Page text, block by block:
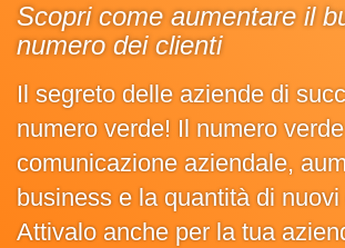
Scopri come aumentare il
numero dei clienti
Il segreto delle aziende di
numero verde! Il numero
comunicazione aziendale,
business e la quantità di nuovi
Attivalo anche per la tua